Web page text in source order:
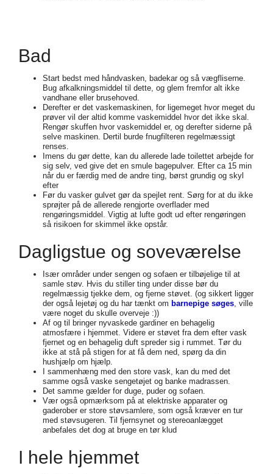
Bad
Start bedst med håndvasken, badekar og så vægfliserne.
Bug afkalkningsmiddel til dette, og glem fremfor alt ikke
vandhane eller brusehoved.
Derefter er det vaskemaskinen, for ligemeget hvor meget du
prøver vil der altid komme vaskemiddel hvor det ikke skal.
Rengør skuffen hvor vaskemiddel er, og derefter siderne på
selve maskinen. Dertil burde fnugfilteren regelmæssigt
renses.
Imens du gør dette, kan du allerede lade toilettet arbejde for
sig selv, ved give det en smule bagepulver. Efter ca 15 min
når du er færdig med de andre ting, børst grundig og skyl
efter
Før du vasker gulvet gør da spejlet rent. Sørg for at du ikke
sprøjter på de allerede rengjorte overflader med
rengøringsmiddel. Vigtig at lufte godt ud efter rengøringen
så risikoen for skimmel ikke opstår.
Dagligstue og soveværelse
Især områder under sengen og sofaen er tilbøjelige til at
samle støv. Hvis du stiller ting under disse bør du
regelmæssig tjekke dem, og fjerne støvet. (og sikkert ligger
der også lejetøj og du har tænkt om barnepige søges , ville
være noget du skulle overveje :))
Af og til bringer nyvaskede gardiner en behagelig
atmosfære i hjemmet. Videre er støvet fra dem efter vask
fjernet og en behagelig duft spreder sig i rummet. Tør du
ikke at stå på stigen for at få dem ned, spørg da din
hushjælp om hjælp.
I sammenhæng med den store vask, kan du med det
samme også vaske sengetøjet og banke madrassen.
Det samme gælder for duge, puder og sofaen.
Vær også opmærksom på at elektriske apparater og
gaderober er store støvsamlere, som også kræver en tur
med støvsugeren. Til fjernsynet og stereoanlægget
anbefales det dog at bruge en tør klud
I hele hjemmet